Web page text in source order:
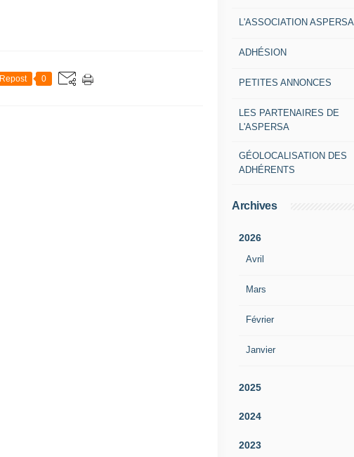
Repost 0
L'ASSOCIATION ASPERSA
ADHÉSION
PETITES ANNONCES
LES PARTENAIRES DE
L'ASPERSA
GÉOLOCALISATION DES
ADHÉRENTS
Archives
2026
Avril
Mars
Février
Janvier
2025
2024
2023